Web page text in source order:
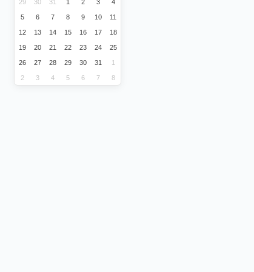
29 30 31 1 2 3 4
5 6 7 8 9 10 11
12 13 14 15 16 17 18
19 20 21 22 23 24 25
26 27 28 29 30 31 1
2 3 4 5 6 7 8